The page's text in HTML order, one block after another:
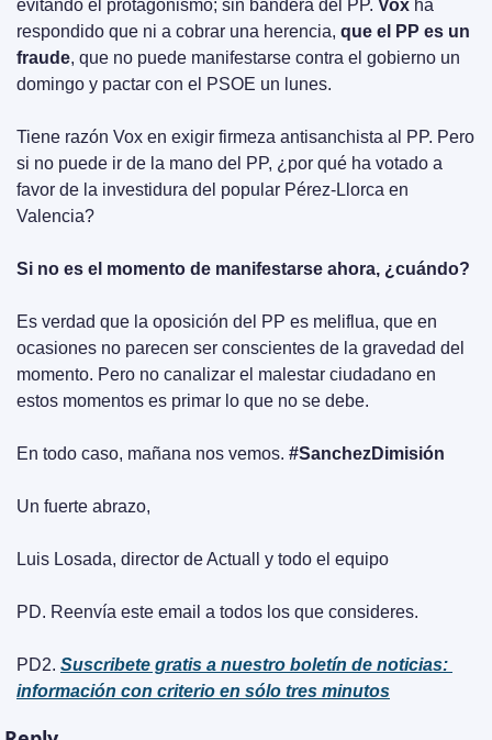
evitando el protagonismo; sin bandera del PP. Vox ha
respondido que ni a cobrar una herencia, que el PP es un
fraude, que no puede manifestarse contra el gobierno un
domingo y pactar con el PSOE un lunes.
Tiene razón Vox en exigir firmeza antisanchista al PP. Pero
si no puede ir de la mano del PP, ¿por qué ha votado a
favor de la investidura del popular Pérez-Llorca en
Valencia?
Si no es el momento de manifestarse ahora, ¿cuándo?
Es verdad que la oposición del PP es meliflua, que en
ocasiones no parecen ser conscientes de la gravedad del
momento. Pero no canalizar el malestar ciudadano en
estos momentos es primar lo que no se debe.
En todo caso, mañana nos vemos. #SanchezDimisión
Un fuerte abrazo,
Luis Losada, director de Actuall y todo el equipo
PD. Reenvía este email a todos los que consideres.
PD2. Suscribete gratis a nuestro boletín de noticias:
información con criterio en sólo tres minutos